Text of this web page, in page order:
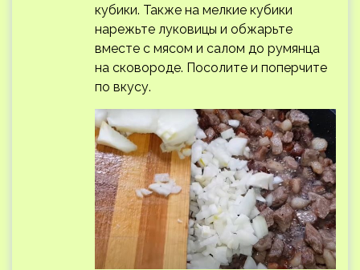
кубики. Также на мелкие кубики
нарежьте луковицы и обжарьте
вместе с мясом и салом до румянца
на сковороде. Посолите и поперчите
по вкусу.